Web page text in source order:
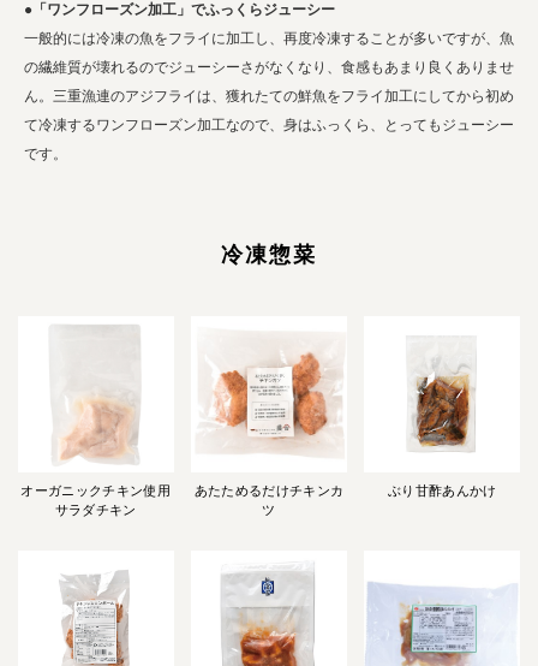
●「ワンフローズン加工」でふっくらジューシー
一般的には冷凍の魚をフライに加工し、再度冷凍することが多いですが、魚
の繊維質が壊れるのでジューシーさがなくなり、食感もあまり良くありませ
ん。三重漁連のアジフライは、獲れたての鮮魚をフライ加工にしてから初め
て冷凍するワンフローズン加工なので、身はふっくら、とってもジューシー
です。
冷凍惣菜
オーガニックチキン使用
サラダチキン
あたためるだけチキンカ
ツ
ぶり甘酢あんかけ